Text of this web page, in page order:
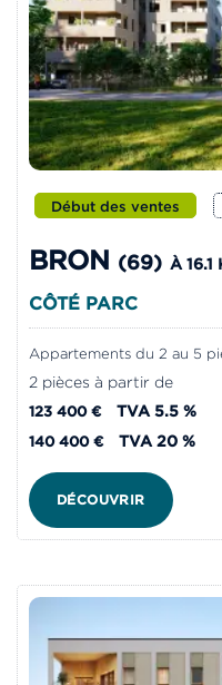
Début des ventes
BRON (69) À 16.1
CÔTÉ PARC
Appartements du 2 au 5
2 pièces à partir de
123 400 € TVA 5.5 %
140 400 € TVA 20 %
DÉCOUVRIR